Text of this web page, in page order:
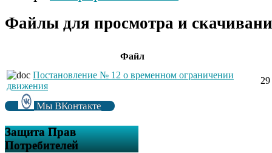
Файлы для просмотра и
Файл
Постановление № 12 о временном ограничении
движения
Мы ВКонтакте
Защита Прав
Потребителей